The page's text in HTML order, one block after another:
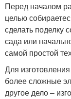
Перед началом
целью
сделать поделку
сада или
самой простой
Для
более сложные
другое дело –